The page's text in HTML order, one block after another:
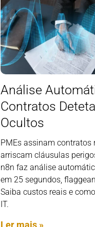
Análise
Contratos
Ocultos
PMEs assinam contratos
arriscam cláusulas
n8n faz análise
em 25 segundos,
Saiba custos reais e
IT.
Ler mais »